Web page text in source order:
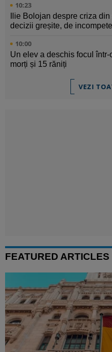
10:23
Ilie Bolojan despre criza
decizii greșite, de
10:00
Un elev a deschis focul
morți și 15 răniți
VEZI
FEATURED ARTICLES